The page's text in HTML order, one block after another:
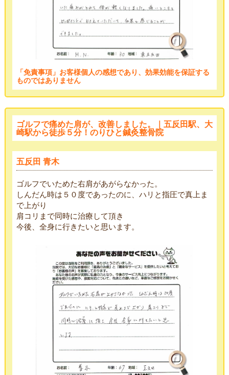
「免責事項」お客様個人の感想であり、効果効能を保証する
ものではありません
ゴルフで痛めた肩が、改善しました。｜五反田駅、大
崎駅から徒歩５分！のりひと鍼灸整骨院
五反田 青木
ゴルフでいためた右肩があがらなかった。
しんだん時は５０度であったのに、ハリと指圧で真上ま
で上がり
肩コリまで同時に治療して頂き
今後、全身に行きたいと思います。